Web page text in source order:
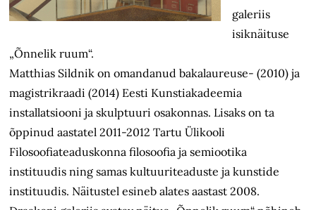
galeriis
isiknäituse
„Õnnelik ruum“.
Matthias Sildnik on omandanud bakalaureuse- (2010) ja
magistrikraadi (2014) Eesti Kunstiakadeemia
installatsiooni ja skulptuuri osakonnas. Lisaks on ta
õppinud aastatel 2011-2012 Tartu Ülikooli
Filosoofiateaduskonna filosoofia ja semiootika
instituudis ning samas kultuuriteaduste ja kunstide
instituudis. Näitustel esineb alates aastast 2008.